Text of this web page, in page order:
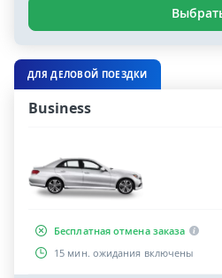
ДЛЯ ДЕЛОВОЙ ПОЕЗДКИ
Business
Бесплатная отмена заказа
15 мин. ожидания включены